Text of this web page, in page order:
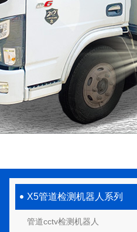
X5管道检测机器人系列
管道cctv检测机器人